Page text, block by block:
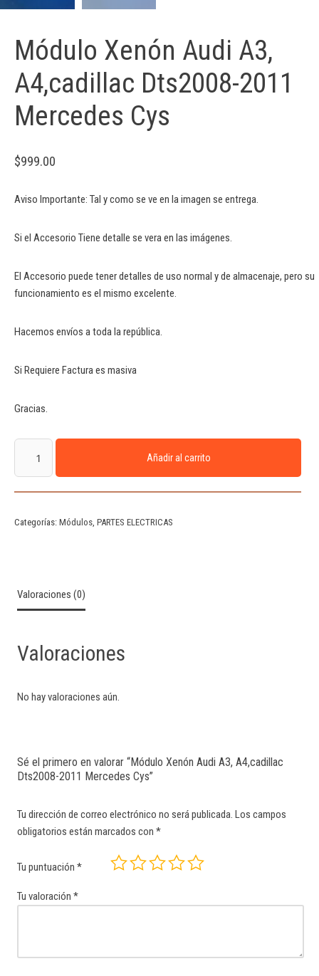
Módulo Xenón Audi A3,
A4,cadillac Dts2008-2011
Mercedes Cys
$999.00
Aviso Importante: Tal y como se ve en la imagen se entrega.
Si el Accesorio Tiene detalle se vera en las imágenes.
El Accesorio puede tener detalles de uso normal y de almacenaje, pero su
funcionamiento es el mismo excelente.
Hacemos envíos a toda la república.
Si Requiere Factura es masiva
Gracias.
Añadir al carrito
Categorías: Módulos PARTES ELECTRICAS
Valoraciones (0)
Valoraciones
No hay valoraciones aún.
Sé el primero en valorar “Módulo Xenón Audi A3, A4,cadillac
Dts2008-2011 Mercedes Cys”
Tu dirección de correo electrónico no será publicada. Los campos
obligatorios están marcados con *
Tu puntuación *
Tu valoración *